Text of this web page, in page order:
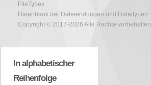
FileTypes
Datenbank der Dateiendungen und Dateitypen
Copyright © 2017-2026 Alle Rechte vorbehalten
In alphabetischer
Reihenfolge